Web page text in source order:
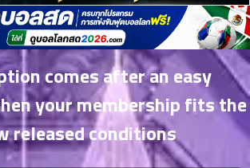
comes after an easy
your membership fits the
released conditions